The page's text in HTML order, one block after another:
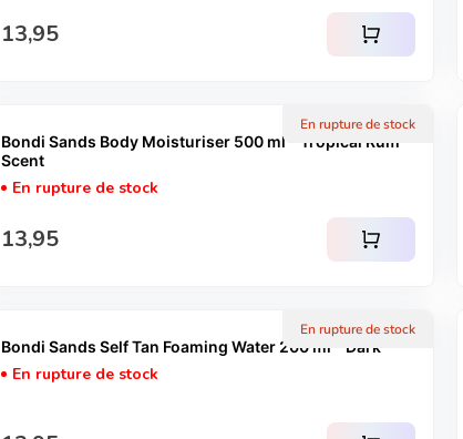
Prix normal
13,95 shopping_cart
En rupture de stock
Bondi Sands Body Moisturiser 500 ml - Tropical Rum
Scent
En rupture de stock
Prix normal
13,95 shopping_cart
En rupture de stock
Bondi Sands Self Tan Foaming Water 200 ml - Dark
En rupture de stock